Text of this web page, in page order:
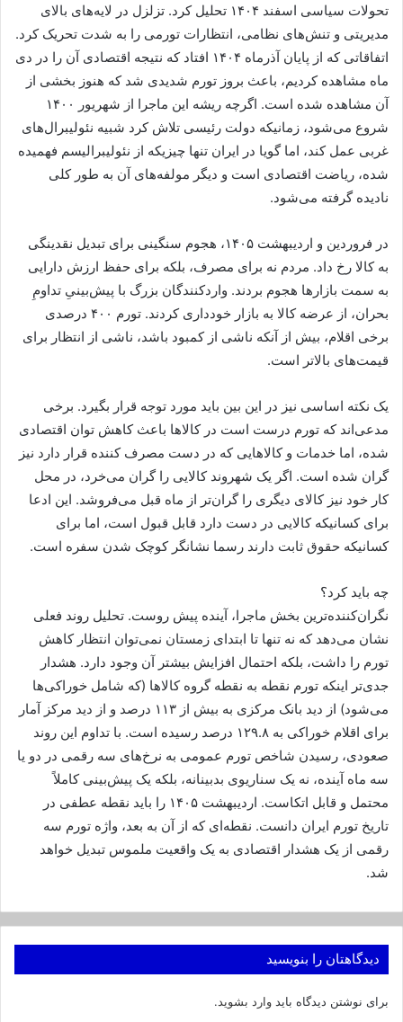
تحولات سیاسی اسفند ۱۴۰۴ تحلیل کرد. تزلزل در لایه‌های بالای
مدیریتی و تنش‌های نظامی، انتظارات تورمی را به شدت تحریک کرد.
اتفاقاتی که از پایان آذرماه ۱۴۰۴ افتاد که نتیجه اقتصادی آن را در دی
ماه مشاهده کردیم، باعث بروز تورم شدیدی شد که هنوز بخشی از
آن مشاهده شده است. اگرچه ریشه این ماجرا از شهریور ۱۴۰۰
شروع می‌شود، زمانیکه دولت رئیسی تلاش کرد شبیه نئولیبرال‌های
غربی عمل کند، اما گویا در ایران تنها چیزیکه از نئولیبرالیسم فهمیده
شده، ریاضت اقتصادی است و دیگر مولفه‌های آن به طور کلی
نادیده گرفته می‌شود.
در فروردین و اردیبهشت ۱۴۰۵، هجوم سنگینی برای تبدیل نقدینگی
به کالا رخ داد. مردم نه برای مصرف، بلکه برای حفظ ارزش دارایی
به سمت بازار‌ها هجوم بردند. واردکنندگان بزرگ با پیش‌بینیِ تداومِ
بحران، از عرضه کالا به بازار خودداری کردند. تورم ۴۰۰ درصدی
برخی اقلام، بیش از آنکه ناشی از کمبود باشد، ناشی از انتظار برای
قیمت‌های بالاتر است.
یک نکته اساسی نیز در این بین باید مورد توجه قرار بگیرد. برخی
مدعی‌اند که تورم درست است در کالا‌ها باعث کاهش توان اقتصادی
شده، اما خدمات و کالا‌هایی که در دست مصرف کننده قرار دارد نیز
گران شده است. اگر یک شهروند کالایی را گران می‌خرد، در محل
کار خود نیز کالای دیگری را گران‌تر از ماه قبل می‌فروشد. این ادعا
برای کسانیکه کالایی در دست دارد قابل قبول است، اما برای
کسانیکه حقوق ثابت دارند رسما نشانگر کوچک شدن سفره است.
چه باید کرد؟
نگران‌کننده‌ترین بخش ماجرا، آینده پیش روست. تحلیل روند فعلی
نشان می‌دهد که نه تنها تا ابتدای زمستان نمی‌توان انتظار کاهش
تورم را داشت، بلکه احتمال افزایش بیشتر آن وجود دارد. هشدار
جدی‌تر اینکه تورم نقطه به نقطه گروه کالا‌ها (که شامل خوراکی‌ها
می‌شود) از دید بانک مرکزی به بیش از ۱۱۳ درصد و از دید مرکز آمار
برای اقلام خوراکی به ۱۲۹.۸ درصد رسیده است. با تداوم این روند
صعودی، رسیدن شاخص تورم عمومی به نرخ‌های سه رقمی در دو یا
سه ماه آینده، نه یک سناریوی بدبینانه، بلکه یک پیش‌بینی کاملاً
محتمل و قابل اتکاست. اردیبهشت ۱۴۰۵ را باید نقطه عطفی در
تاریخ تورم ایران دانست. نقطه‌ای که از آن به بعد، واژه تورم سه
رقمی از یک هشدار اقتصادی به یک واقعیت ملموس تبدیل خواهد
شد.
دیدگاهتان را بنویسید
برای نوشتن دیدگاه باید وارد بشوید.